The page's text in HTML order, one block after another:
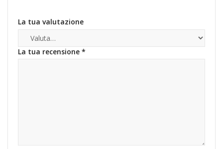
La tua valutazione
La tua recensione *